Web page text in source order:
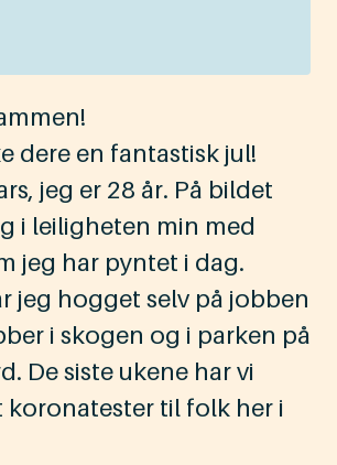
dere en fantastisk jul!
jeg er 28 år. På bildet
i leiligheten min med
jeg har pyntet i dag.
jeg hogget selv på jobben
i skogen og i parken på
De siste ukene har vi
koronatester til folk her i